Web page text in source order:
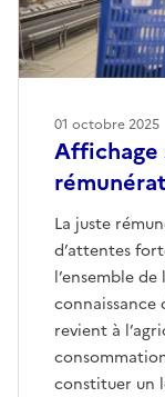
Affichage
La juste
d’attentes
l’ensemble
connaissance
revient à
constituer un
01 octobre 2025